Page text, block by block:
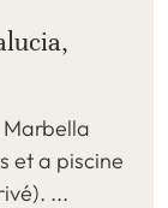
et a piscine
...